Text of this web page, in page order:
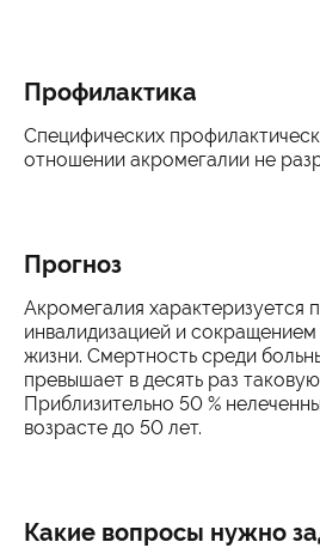
Профилактика
Специфических
отношении акромегалии не
Прогноз
Акромегалия характеризуется
инвалидизацией и
жизни. Смертность среди
превышает в десять раз
Приблизительно 50 %
возрасте до 50 лет.
Какие вопросы нужно